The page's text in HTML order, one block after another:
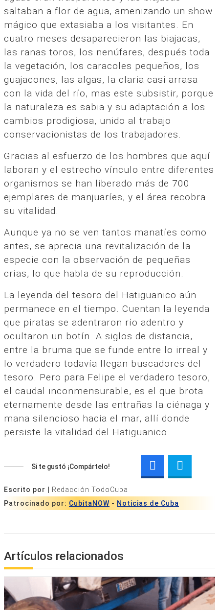
saltaban a flor de agua, amenizando un show
mágico que extasiaba a los visitantes. En
cuatro meses desaparecieron las biajacas,
las ranas toros, los nenúfares, después toda
la vegetación, los caracoles pequeños, los
guajacones, las algas, la claria casi arrasa
con la vida del río, mas este subsistir, porque
la naturaleza es sabia y su adaptación a los
cambios prodigiosa, unido al trabajo
conservacionistas de los trabajadores.
Gracias al esfuerzo de los hombres que aquí
laboran y el estrecho vínculo entre diferentes
organismos se han liberado más de 700
ejemplares de manjuaríes, y el área recobra
su vitalidad.
Aunque ya no se ven tantos manatíes como
antes, se aprecia una revitalización de la
especie con la observación de pequeñas
crías, lo que habla de su reproducción.
La leyenda del tesoro del Hatiguanico aún
permanece en el tiempo. Cuentan la leyenda
que piratas se adentraron río adentro y
ocultaron un botín. A siglos de distancia,
entre la bruma que se funde entre lo irreal y
lo verdadero todavía llegan buscadores del
tesoro. Pero para Felipe el verdadero tesoro,
el caudal inconmensurable, es el que brota
eternamente desde las entrañas la ciénaga y
mana silencioso hacia el mar, allí donde
persiste la vitalidad del Hatiguanico.
Si te gustó ¡Compártelo!
Escrito por |
Redacción TodoCuba
Patrocinado por: CubitaNOW - Noticias de Cuba
Artículos relacionados